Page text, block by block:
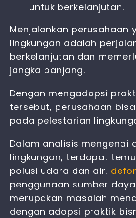
untuk berkelanjutan.
Menjalankan perusahaan
lingkungan adalah
berkelanjutan dan
jangka panjang.
Dengan mengadopsi
tersebut, perusahaan
pada pelestarian
Dalam analisis mengenai
lingkungan, terdapat
polusi udara dan air,
penggunaan sumber
merupakan masalah
dengan adopsi praktik